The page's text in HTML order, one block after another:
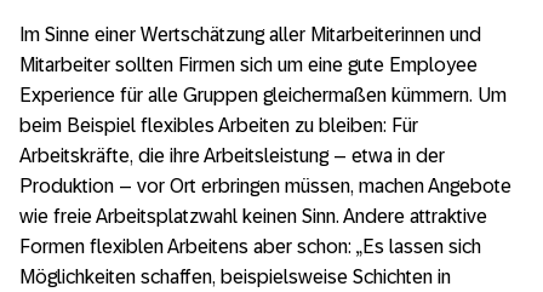
Im Sinne einer Wertschätzung aller Mitarbeiterinnen und
Mitarbeiter sollten Firmen sich um eine gute Employee
Experience für alle Gruppen gleichermaßen kümmern. Um
beim Beispiel flexibles Arbeiten zu bleiben: Für
Arbeitskräfte, die ihre Arbeitsleistung – etwa in der
Produktion – vor Ort erbringen müssen, machen Angebote
wie freie Arbeitsplatzwahl keinen Sinn. Andere attraktive
Formen flexiblen Arbeitens aber schon: „Es lassen sich
Möglichkeiten schaffen, beispielsweise Schichten in